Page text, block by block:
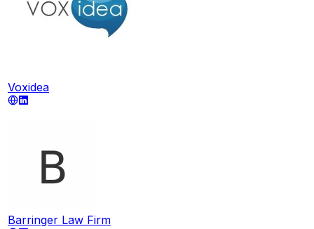
Voxidea
Barringer Law Firm